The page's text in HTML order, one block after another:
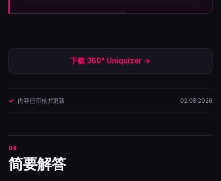
下载 360° Uniquizer →
内容已审核并更新 02.08.2026
简要解答